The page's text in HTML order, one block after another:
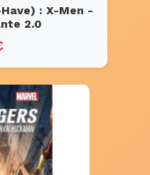
: X-Men -
2.0